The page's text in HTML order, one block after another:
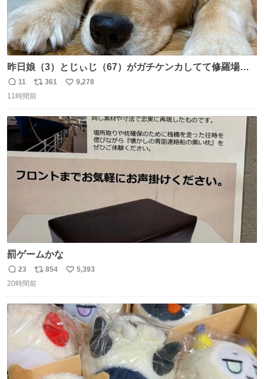
昨日娘（3）とじぃじ（67）がガチケンカしてて修羅場だ
ったんだけど、ふぉるては可能な限り平たくなってまし
た。犬が1番空気読める。
返
信
11
リ
ポ
ト
数
361
い
数
9,278
11時間前
罰ゲームかな
返
信
23
リ
ポ
ト
数
854
い
数
5,393
20時間前